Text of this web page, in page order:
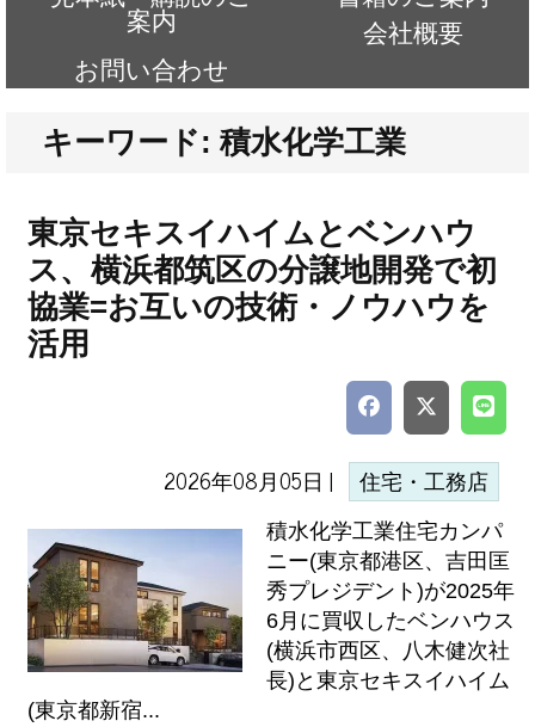
案内
会社概要
お問い合わせ
キーワード: 積水化学工業
東京セキスイハイムとベンハウ
ス、横浜都筑区の分譲地開発で初
協業=お互いの技術・ノウハウを
活用
2026年08月05日 | 住宅・工務店
積水化学工業住宅カンパ
ニー(東京都港区、吉田匡
秀プレジデント)が2025年
6月に買収したベンハウス
(横浜市西区、八木健次社
長)と東京セキスイハイム
(東京都新宿...